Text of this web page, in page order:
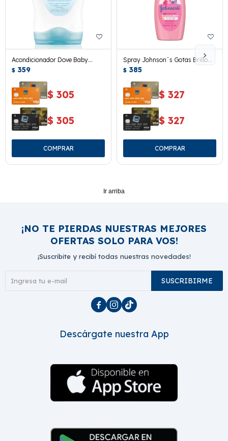
Acondicionador Dove Baby
Humectación Enriquecida 200
$ 359
$ 305
$ 305
Spray Johnson´s Gotas Brillo
200 Ml.
$ 385
$ 327
$ 327
Ir arriba
¡NO TE PIERDAS NUESTRAS MEJORES
OFERTAS SOLO PARA VOS!
¡Suscribite y recibí todas nuestras novedades!
SUSCRIBIRME
  
Descárgate nuestra App